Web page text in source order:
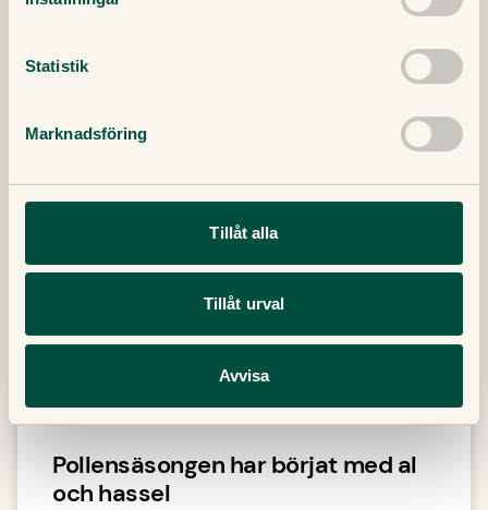
Statistik
Marknadsföring
Tillåt alla
Tillåt urval
Avvisa
7 Mars, 2024 Läs mer
Pollensäsongen har börjat med al
och hassel